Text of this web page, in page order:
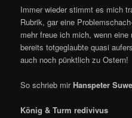
Immer wieder stimmt es mich
Rubrik, gar eine
mehr freue ich mich, wenn
bereits totgeglaubte quasi
auch noch pünktlich zu Ostern!
So schrieb mir Hanspeter Suwe
König & Turm redivivus